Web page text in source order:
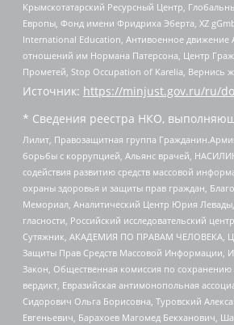
Крымскотатарский Ресурсный Центр,
Европы, Фонд имени Фридриха Эберта, XZ
International Education, Антивоенное
отношений им Нормана Патерсона, Центр
Прометей, Stop Occupation of Karelia,
Источник: https://minjust.gov.ru/ru/
* Сведения реестра НКО,
Лилит, Правозащитная группа
борьбы с коррупцией, Альянс врачей,
содействия развитию средств массовой
охраны здоровья и защиты прав граждан,
Мемориал, Аналитический Центр Юрия
гласности, Российский исследовательский
Сутяжник, АКАДЕМИЯ ПО ПРАВАМ ЧЕЛОВЕКА,
Защиты Прав Средств Массовой Информации,
Закон, Общественная комиссия по
вердикт, Евразийская антимонопольная
Сидорович Ольга Борисовна, Туровский
Евгеньевич, Барахоев Магомед Бекханович,